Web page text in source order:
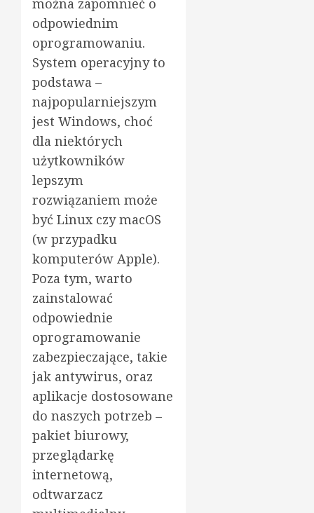
można zapomnieć o
odpowiednim
oprogramowaniu.
System operacyjny to
podstawa –
najpopularniejszym
jest Windows, choć
dla niektórych
użytkowników
lepszym
rozwiązaniem może
być Linux czy macOS
(w przypadku
komputerów Apple).
Poza tym, warto
zainstalować
odpowiednie
oprogramowanie
zabezpieczające, takie
jak antywirus, oraz
aplikacje dostosowane
do naszych potrzeb –
pakiet biurowy,
przeglądarkę
internetową,
odtwarzacz